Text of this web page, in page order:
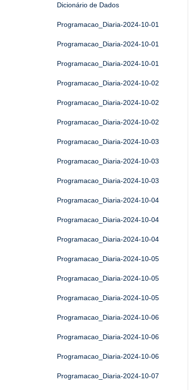
Dicionário de Dados
Programacao_Diaria-2024-10-01
Programacao_Diaria-2024-10-01
Programacao_Diaria-2024-10-01
Programacao_Diaria-2024-10-02
Programacao_Diaria-2024-10-02
Programacao_Diaria-2024-10-02
Programacao_Diaria-2024-10-03
Programacao_Diaria-2024-10-03
Programacao_Diaria-2024-10-03
Programacao_Diaria-2024-10-04
Programacao_Diaria-2024-10-04
Programacao_Diaria-2024-10-04
Programacao_Diaria-2024-10-05
Programacao_Diaria-2024-10-05
Programacao_Diaria-2024-10-05
Programacao_Diaria-2024-10-06
Programacao_Diaria-2024-10-06
Programacao_Diaria-2024-10-06
Programacao_Diaria-2024-10-07